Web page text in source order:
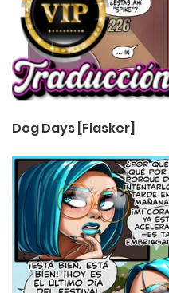
Dog Days [Flasker]